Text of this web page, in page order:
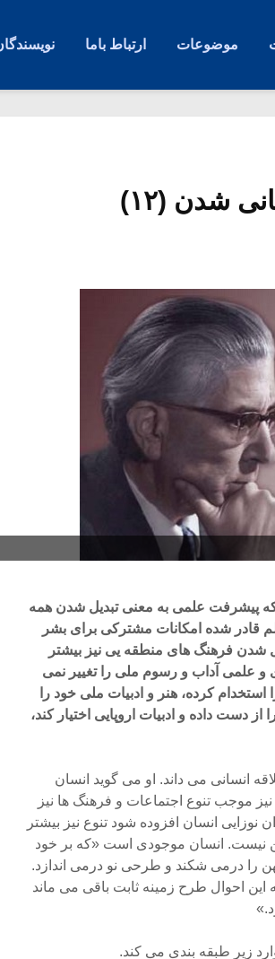
موضوعات ارتباط باما
شدن (۱۲)
پیشرفت علمی به معنی تبدیل شدن همه
شده امکانات مشترکی برای بشر
شدن فرهنگ های منطقه یی نیز بیشتر
علمی آداب و رسوم ملی را تغییر نمی
کرده، هنر و ادبیات ملی خود را
داده و ادبیات اروپایی اختیار کند،
انسانی می داند. او می گوید انسان
موجب تنوع اجتماعات و فرهنگ ها نیز
انسان افزوده شود تنوع نیز بیشتر
نیست. انسان موجودی است «که بر خود
را درمی شکند و طرحی نو درمی اندازد.
احوال طرح زمینه ثابت باقی می ماند
زیر طبقه بندی می کند.